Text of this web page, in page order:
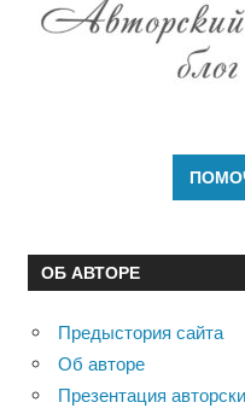
ОБ АВТОРЕ
Предыстория сайта
Об авторе
Презентация